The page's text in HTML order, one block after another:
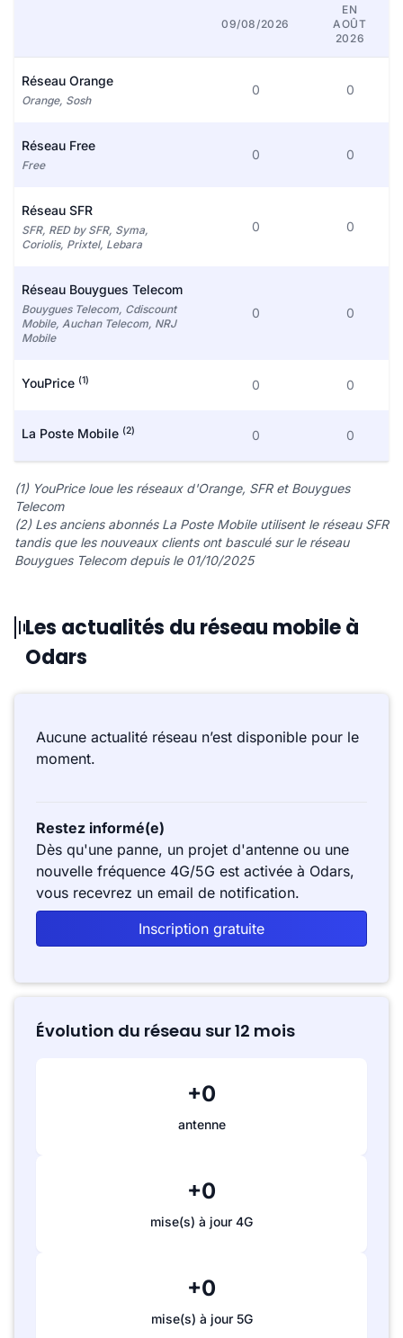
09/08/2026
EN
AOÛT
2026
Réseau Orange
Orange, Sosh
0 0
Réseau Free
Free
0 0
Réseau SFR
SFR, RED by SFR, Syma,
Coriolis, Prixtel, Lebara
0 0
Réseau Bouygues Telecom
Bouygues Telecom, Cdiscount
Mobile, Auchan Telecom, NRJ
Mobile
0 0
YouPrice (1) 0 0
La Poste Mobile (2) 0 0
(1) YouPrice loue les réseaux d'Orange, SFR et Bouygues
Telecom
(2) Les anciens abonnés La Poste Mobile utilisent le réseau SFR
tandis que les nouveaux clients ont basculé sur le réseau
Bouygues Telecom depuis le 01/10/2025
Les actualités du réseau mobile à
Odars
Aucune actualité réseau n’est disponible pour le
moment.
Restez informé(e)
Dès qu'une panne, un projet d'antenne ou une
nouvelle fréquence 4G/5G est activée à Odars,
vous recevrez un email de notification.
Inscription gratuite
Évolution du réseau sur 12 mois
+0
antenne
+0
mise(s) à jour 4G
+0
mise(s) à jour 5G